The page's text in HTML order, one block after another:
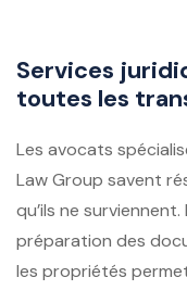
Services
toutes les
Les avocats
Law Group savent
qu’ils ne
préparation des
les propriétés permet